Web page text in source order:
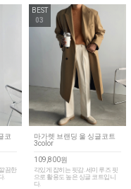
코
끔한
.
BEST
03
마가렛 브랜딩 울 싱글코트
3color
109,800원
각있게 잡히는 핏감. 세미 루즈 핏
으로 활용도 높은 싱글 코트입니
다.